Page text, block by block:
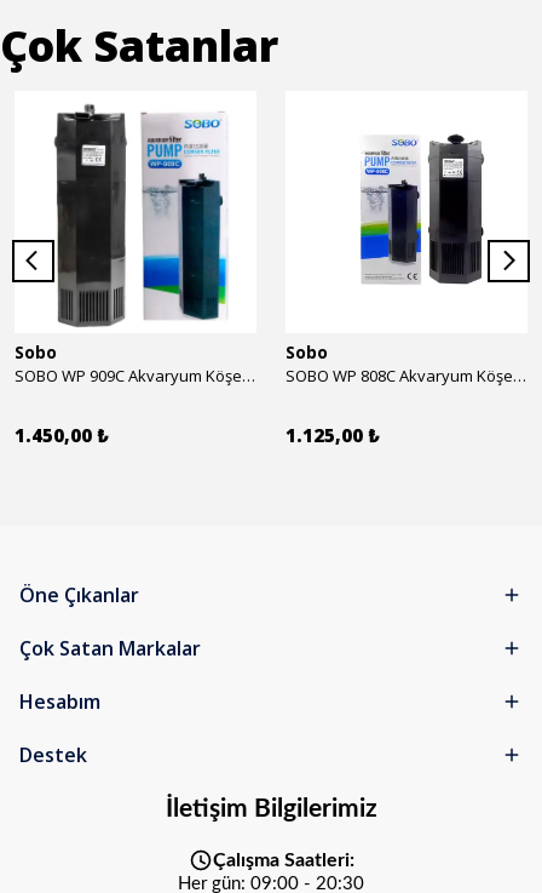
Çok Satanlar
Sobo
SOBO WP 909C Akvaryum Köşe İç Filtre 1600 l/h 28w
1.450,00 ₺
Sobo
SOBO WP 808C Akvaryum Köşe İç Filtre 800 l/h 15w
1.125,00 ₺
Öne Çıkanlar
Çok Satan Markalar
Hesabım
Destek
İletişim Bilgilerimiz
Çalışma Saatleri:
Her gün: 09:00 - 20:30